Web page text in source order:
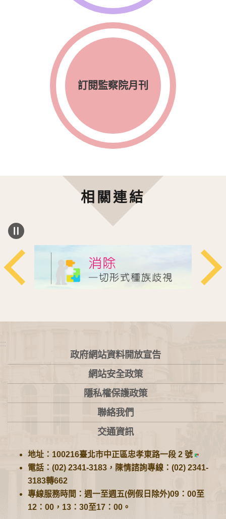
訂閱監察院月刊
相關連結
:::
政府網站資料開放宣告
網站安全政策
隱私權保護政策
聯絡我們
交通資訊
地址：100216臺北市中正區忠孝東路一段 2 號
電話：(02) 2341-3183，陳情諮詢專線：(02) 2341-
3183轉662
專線服務時間：週一至週五(例假日除外)09：00至
12：00，13：30至17：00。